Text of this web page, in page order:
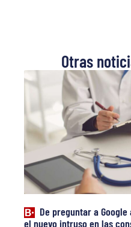
Otras
De preguntar a
el nuevo intruso en las